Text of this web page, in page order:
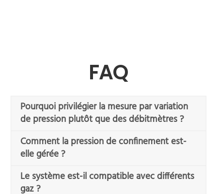
FAQ
Pourquoi privilégier la mesure par variation
de pression plutôt que des débitmètres ?
Comment la pression de confinement est-
elle gérée ?
Le système est-il compatible avec différents
gaz ?